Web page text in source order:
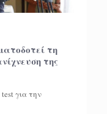
τη
της
για την